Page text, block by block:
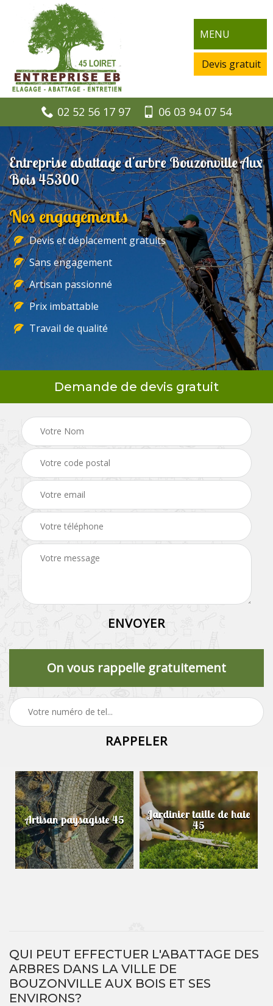
MENU
Devis gratuit
02 52 56 17 97 06 03 94 07 54
Entreprise abattage d'arbre Bouzonville Aux
Bois 45300
Nos engagements
Devis et déplacement gratuits
Sans engagement
Artisan passionné
Prix imbattable
Travail de qualité
Demande de devis gratuit
On vous rappelle gratuitement
Artisan paysagiste 45 Jardinier taille de haie
45
QUI PEUT EFFECTUER L'ABATTAGE DES
ARBRES DANS LA VILLE DE
BOUZONVILLE AUX BOIS ET SES
ENVIRONS?